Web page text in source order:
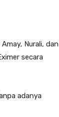
Nurali, dan
secara
adanya